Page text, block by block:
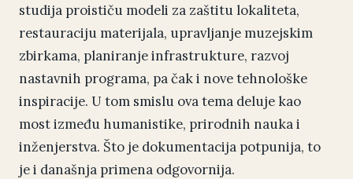
studija proističu modeli za zaštitu lokaliteta,
restauraciju materijala, upravljanje muzejskim
zbirkama, planiranje infrastrukture, razvoj
nastavnih programa, pa čak i nove tehnološke
inspiracije. U tom smislu ova tema deluje kao
most između humanistike, prirodnih nauka i
inženjerstva. Što je dokumentacija potpunija, to
je i današnja primena odgovornija.